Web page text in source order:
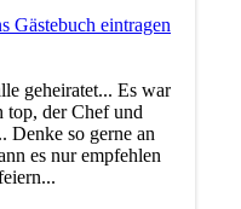
Gästebuch eintragen
geheiratet... Es war
top, der Chef und
Denke so gerne an
es nur empfehlen